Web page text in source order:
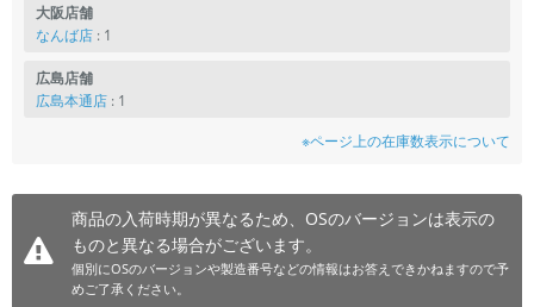
大阪店舗
なんば店 : 1
広島店舗
広島本通店 : 1
※ページ上の在庫数表示について
商品の入荷時期が異なるため、OSのバージョンは表示の
ものと異なる場合がございます。
個別にOSのバージョンや製造番号などの情報はお答えできかねますので予
めご了承ください。